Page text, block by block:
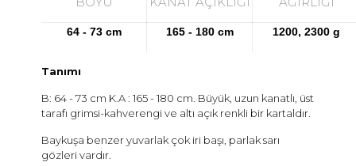
64 - 73 cm 165 - 180 cm 1200, 2300 g
Tanımı
B: 64 - 73 cm K.A : 165 - 180 cm. Büyük, uzun kanatlı, üst
tarafı grimsi-kahverengi ve altı açık renkli bir kartaldır.
Baykuşa benzer yuvarlak çok iri başı, parlak sarı
gözleri vardır.